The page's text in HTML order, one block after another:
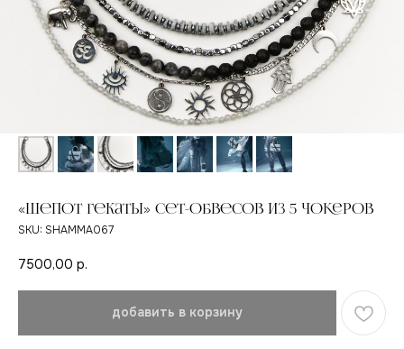
«Шепот Гекаты» сет-обвесов из 5 чокеров
SKU: SHAMMA067
7500,00 р.
добавить в корзину